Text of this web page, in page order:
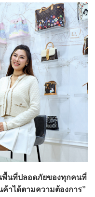
นพื้นที่ปลอดภัยของทุกคนที่
ค้าได้ตามความต้องการ”